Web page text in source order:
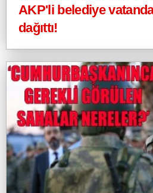
AKP'li belediye
dağıttı!